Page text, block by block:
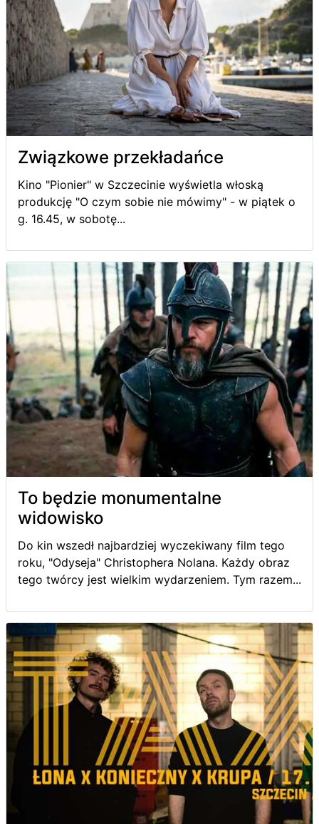
Związkowe przekładańce
Kino "Pionier" w Szczecinie wyświetla włoską
produkcję "O czym sobie nie mówimy" - w piątek o
g. 16.45, w sobotę...
To będzie monumentalne
widowisko
Do kin wszedł najbardziej wyczekiwany film tego
roku, "Odyseja" Christophera Nolana. Każdy obraz
tego twórcy jest wielkim wydarzeniem. Tym razem...